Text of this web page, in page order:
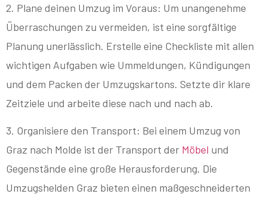
2. Plane deinen Umzug im Voraus: Um unangenehme
Überraschungen zu vermeiden, ist eine sorgfältige
Planung unerlässlich. Erstelle eine Checkliste mit allen
wichtigen Aufgaben wie Ummeldungen, Kündigungen
und dem Packen der Umzugskartons. Setzte dir klare
Zeitziele und arbeite diese nach und nach ab.
3. Organisiere den Transport: Bei einem Umzug von
Graz nach Molde ist der Transport der Möbel und
Gegenstände eine große Herausforderung. Die
Umzugshelden Graz bieten einen maßgeschneiderten